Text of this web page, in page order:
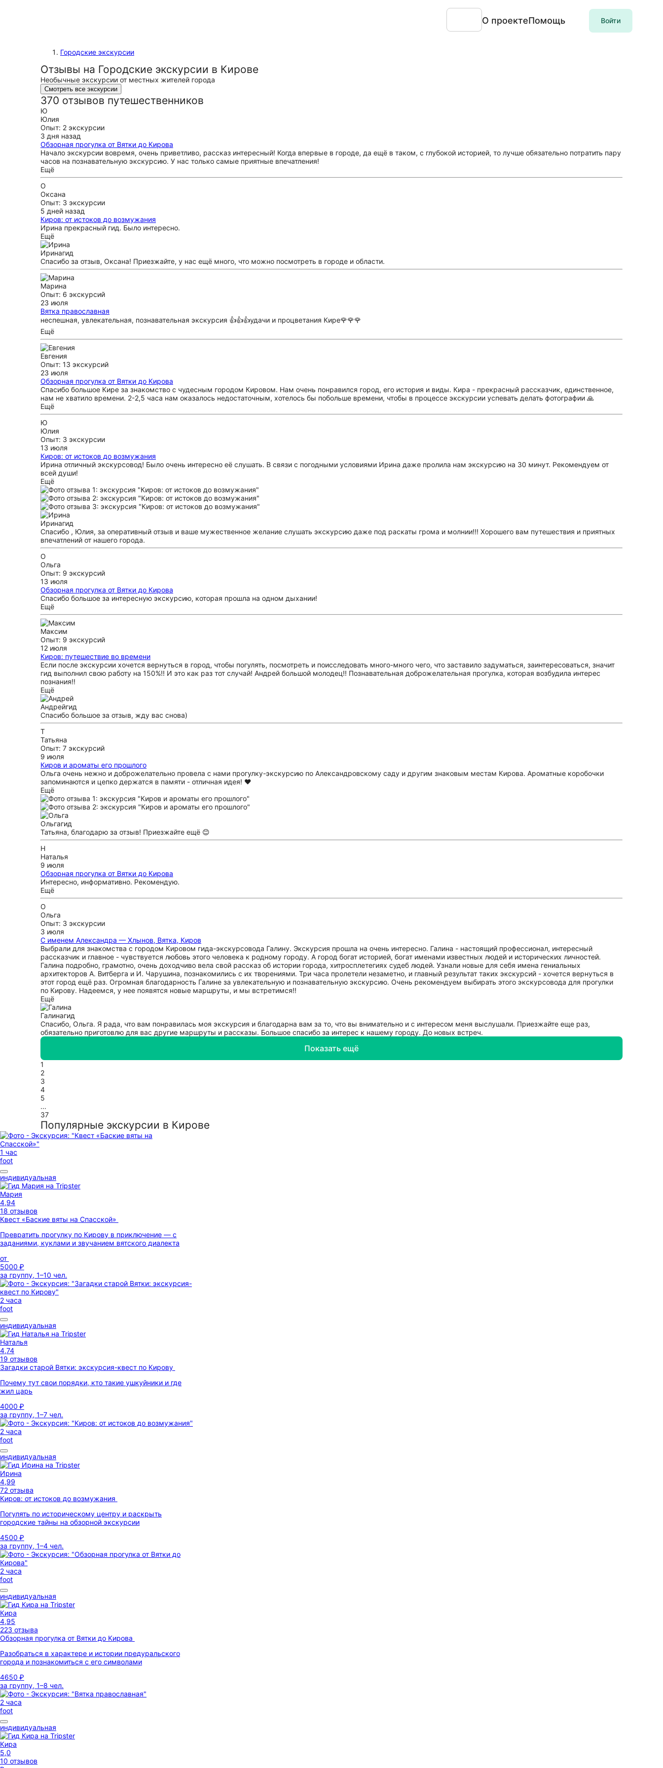
О проектеПомощь Войти
Городские экскурсии
Отзывы на Городские экскурсии в Кирове
Необычные экскурсии от местных жителей города
Смотреть все экскурсии
370 отзывов путешественников
Ю
Юлия
Опыт: 2 экскурсии
3 дня назад
Обзорная прогулка от Вятки до Кирова
Начало экскурсии вовремя, очень приветливо, рассказ интересный! Когда впервые в городе, да ещё в таком, с глубокой историей, то лучше обязательно потратить пару
часов на познавательную экскурсию. У нас только самые приятные впечатления!
Ещё
О
Оксана
Опыт: 3 экскурсии
5 дней назад
Киров: от истоков до возмужания
Ирина прекрасный гид. Было интересно.
Ещё
Иринагид
Спасибо за отзыв, Оксана! Приезжайте, у нас ещё много, что можно посмотреть в городе и области.
Марина
Опыт: 6 экскурсий
23 июля
Вятка православная
неспешная, увлекательная, познавательная экскурсия 👍👍👍удачи и процветания Кире🌹🌹🌹
Ещё
Евгения
Опыт: 13 экскурсий
23 июля
Обзорная прогулка от Вятки до Кирова
Спасибо большое Кире за знакомство с чудесным городом Кировом. Нам очень понравился город, его история и виды. Кира - прекрасный рассказчик, единственное,
нам не хватило времени. 2-2,5 часа нам оказалось недостаточным, хотелось бы побольше времени, чтобы в процессе экскурсии успевать делать фотографии 🙏
Ещё
Ю
Юлия
Опыт: 3 экскурсии
13 июля
Киров: от истоков до возмужания
Ирина отличный экскурсовод! Было очень интересно её слушать. В связи с погодными условиями Ирина даже пролила нам экскурсию на 30 минут. Рекомендуем от
всей души!
Ещё
Иринагид
Спасибо , Юлия, за оперативный отзыв и ваше мужественное желание слушать экскурсию даже под раскаты грома и молнии!!! Хорошего вам путешествия и приятных
впечатлений от нашего города.
О
Ольга
Опыт: 9 экскурсий
13 июля
Обзорная прогулка от Вятки до Кирова
Спасибо большое за интересную экскурсию, которая прошла на одном дыхании!
Ещё
Максим
Опыт: 9 экскурсий
12 июля
Киров: путешествие во времени
Если после экскурсии хочется вернуться в город, чтобы погулять, посмотреть и поисследовать много-много чего, что заставило задуматься, заинтересоваться, значит
гид выполнил свою работу на 150%!! И это как раз тот случай! Андрей большой молодец!! Познавательная доброжелательная прогулка, которая возбудила интерес
познания!!
Ещё
Андрейгид
Спасибо большое за отзыв, жду вас снова)
Т
Татьяна
Опыт: 7 экскурсий
9 июля
Киров и ароматы его прошлого
Ольга очень нежно и доброжелательно провела с нами прогулку-экскурсию по Александровскому саду и другим знаковым местам Кирова. Ароматные коробочки
запоминаются и цепко держатся в памяти - отличная идея! ❤️
Ещё
Ольгагид
Татьяна, благодарю за отзыв! Приезжайте ещё 😊
Н
Наталья
9 июля
Обзорная прогулка от Вятки до Кирова
Интересно, информативно. Рекомендую.
Ещё
О
Ольга
Опыт: 3 экскурсии
3 июля
С именем Александра — Хлынов, Вятка, Киров
Выбрали для знакомства с городом Кировом гида-экскурсовода Галину. Экскурсия прошла на очень интересно. Галина - настоящий профессионал, интересный
рассказчик и главное - чувствуется любовь этого человека к родному городу. А город богат историей, богат именами известных людей и исторических личностей.
Галина подробно, грамотно, очень доходчиво вела свой рассказ об истории города, хитросплетегиях судеб людей. Узнали новые для себя имена гениальных
архитекторов А. Витберга и И. Чарушина, познакомились с их творениями. Три часа пролетели незаметно, и главный результат таких экскурсий - хочется вернуться в
этот город ещё раз. Огромная благодарность Галине за увлекательную и познавательную экскурсию. Очень рекомендуем выбирать этого экскурсовода для прогулки
по Кирову. Надеемся, у нее появятся новые маршруты, и мы встретимся!!
Ещё
Галинагид
Спасибо, Ольга. Я рада, что вам понравилась моя экскурсия и благодарна вам за то, что вы внимательно и с интересом меня выслушали. Приезжайте еще раз,
обязательно приготовлю для вас другие маршруты и рассказы. Большое спасибо за интерес к нашему городу. До новых встреч.
Показать ещё
1
2
3
4
5
...
37
Популярные экскурсии в Кирове
1 час
foot
индивидуальная
Мария
4,94
18 отзывов
Квест «Баские вяты на Спасской»
Превратить прогулку по Кирову в приключение — с
заданиями, куклами и звучанием вятского диалекта
от
5000 ₽
за группу, 1–10 чел.
2 часа
foot
индивидуальная
Наталья
4,74
19 отзывов
Загадки старой Вятки: экскурсия-квест по Кирову
Почему тут свои порядки, кто такие ушкуйники и где
жил царь
4000 ₽
за группу, 1–7 чел.
2 часа
foot
индивидуальная
Ирина
4,99
72 отзыва
Киров: от истоков до возмужания
Погулять по историческому центру и раскрыть
городские тайны на обзорной экскурсии
4500 ₽
за группу, 1–4 чел.
2 часа
foot
индивидуальная
Кира
4,95
223 отзыва
Обзорная прогулка от Вятки до Кирова
Разобраться в характере и истории предуральского
города и познакомиться с его символами
4650 ₽
за группу, 1–8 чел.
2 часа
foot
индивидуальная
Кира
5,0
10 отзывов